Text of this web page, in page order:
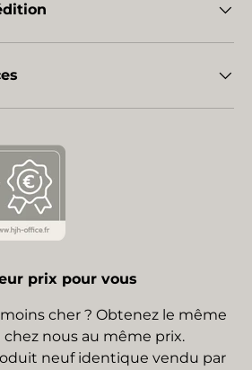
prix pour vous
cher ? Obtenez le même
nous au même prix.
neuf identique vendu par